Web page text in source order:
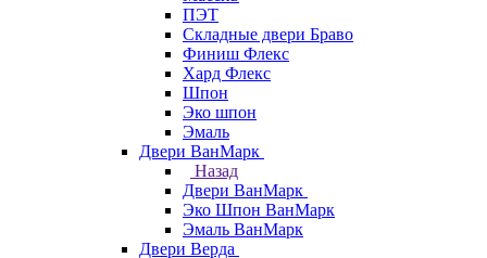
ПЭТ
Складные двери Браво
Финиш Флекс
Хард Флекс
Шпон
Эко шпон
Эмаль
Двери ВанМарк
Назад
Двери ВанМарк
Эко Шпон ВанМарк
Эмаль ВанМарк
Двери Верда